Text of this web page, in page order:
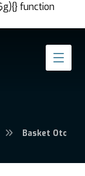
function
Basket